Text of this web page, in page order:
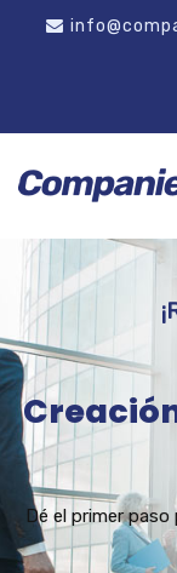
Dé el primer